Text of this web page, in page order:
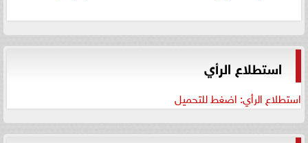
استطلاع الرأي
استطلاع الرأي: اضغط للتحميل